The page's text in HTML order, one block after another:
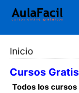
Inicio
Cursos Gratis
Todos los cursos